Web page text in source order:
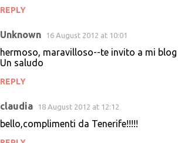
REPLY
Unknown 16 August 2012 at 10:01
hermoso, maravilloso--te invito a mi
Un saludo
REPLY
claudia 18 August 2012 at 12:12
bello,complimenti da Tenerife!!!!!